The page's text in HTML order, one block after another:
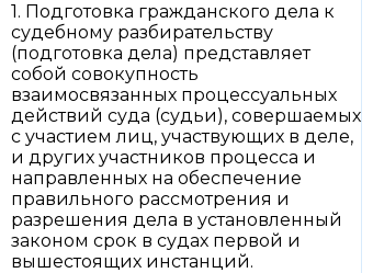
1. Подготовка гражданского дела к
судебному разбирательству
(подготовка дела) представляет
собой совокупность
взаимосвязанных процессуальных
действий суда (судьи), совершаемых
с участием лиц, участвующих в деле,
и других участников процесса и
направленных на обеспечение
правильного рассмотрения и
разрешения дела в установленный
законом срок в судах первой и
вышестоящих инстанций.